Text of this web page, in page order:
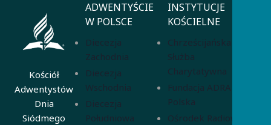
Kościół
Adwentystów
Dnia
Siódmego
ADWENTYŚCIE
W POLSCE
Diecezja
Zachodnia
Diecezja
Wschodnia
Diecezja
Południowa
INSTYTUCJE
KOŚCIELNE
Chrześcijańska
Służba
Charytatywna
Fundacja ADRA
Polska
Ośrodek Radiowo-